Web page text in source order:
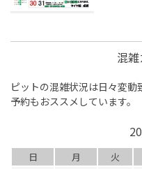
混
ピットの混雑状況は日々変
予約もおススメしています。
日 月 火